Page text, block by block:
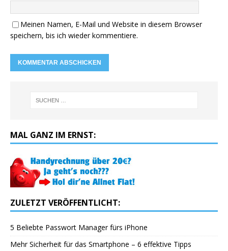
Meinen Namen, E-Mail und Website in diesem Browser
speichern, bis ich wieder kommentiere.
MAL GANZ IM ERNST:
ZULETZT VERÖFFENTLICHT:
5 Beliebte Passwort Manager fürs iPhone
Mehr Sicherheit für das Smartphone – 6 effektive Tipps